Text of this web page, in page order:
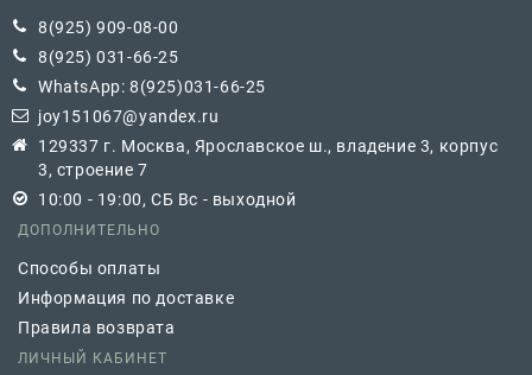
8(925) 909-08-00
8(925) 031-66-25
WhatsApp: 8(925)031-66-25
joy151067@yandex.ru
129337 г. Москва, Ярославское ш., владение 3, корпус
3, строение 7
10:00 - 19:00, СБ Вс - выходной
ДОПОЛНИТЕЛЬНО
Способы оплаты
Информация по доставке
Правила возврата
ЛИЧНЫЙ КАБИНЕТ